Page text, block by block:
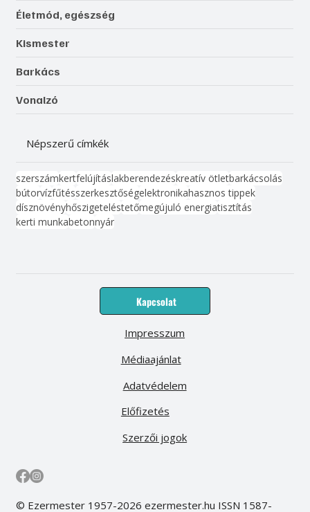
Életmód, egészség
Kismester
Barkács
Vonalzó
Népszerű címkék
szerszámkertfelújításlakberendezéskreatív ötletbarkácsolás
bútorvízfűtésszerkesztőségelektronikahasznos tippek
dísznövényhőszigeteléstetőmegújuló energiatisztítás
kerti munkabetonnyár
Kapcsolat
Médiaajánlat
Előfizetés
Impresszum
Adatvédelem
Szerzői jogok
© Ezermester 1957-2026 ezermester.hu ISSN 1587-